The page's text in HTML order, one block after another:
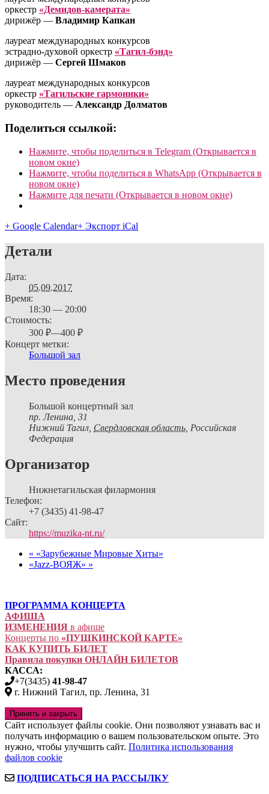
оркестр «Демидов-камерата»
дирижёр — Владимир Капкан
лауреат международных конкурсов
эстрадно-духовой оркестр «Тагил-бэнд»
дирижёр — Сергей Шмаков
лауреат международных конкурсов
оркестр «Тагильские гармоники»
руководитель — Александр Долматов
Поделиться ссылкой:
Нажмите, чтобы поделиться в Telegram (Открывается в
новом окне)
Нажмите, чтобы поделиться в WhatsApp (Открывается в
новом окне)
Нажмите для печати (Открывается в новом окне)
+ Google Calendar+ Экспорт iCal
Детали
Дата:
05.09.2017
Время:
18:30 — 20:00
Стоимость:
300 ₽—400 ₽
Концерт метки:
Большой зал
Место проведения
Большой концертный зал
пр. Ленина, 31
Нижний Тагил Свердловская область, Российская
Федерация
Организатор
Нижнетагильская филармония
Телефон:
+7 (3435) 41-98-47
Сайт:
https://muzika-nt.ru/
« «Зарубежные Мировые Хиты»
«Jazz-ВОЯЖ» »
ПРОГРАММА КОНЦЕРТА
АФИША
ИЗМЕНЕНИЯ в афише
Концерты по «ПУШКИНСКОЙ КАРТЕ»
КАК КУПИТЬ БИЛЕТ
Правила покупки ОНЛАЙН БИЛЕТОВ
КАССА:
+7(3435) 41-98-47
г. Нижний Тагил, пр. Ленина, 31
Сайт использует файлы cookie. Они позволяют узнавать вас и
получать информацию о вашем пользовательском опыте. Это
нужно, чтобы улучшить сайт. Политика использования
файлов cookie
ПОДПИСАТЬСЯ НА РАССЫЛКУ